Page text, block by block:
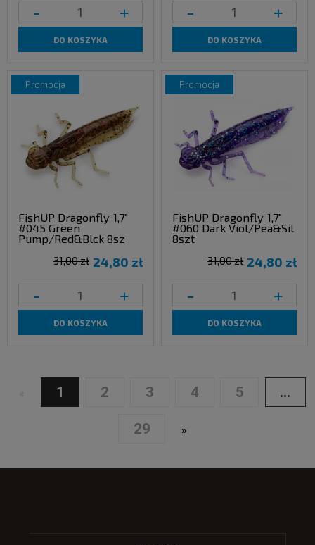
- +
DO KOSZYKA
- +
DO KOSZYKA
FishUP Dragonfly 1,7"
#045 Green
Pump/Red&Blck 8sz
24,80 zł
31,00 zł
- +
DO KOSZYKA
promocja
FishUP Dragonfly 1,7"
#060 Dark Viol/Pea&Sil
8szt
24,80 zł
31,00 zł
- +
DO KOSZYKA
promocja
1 2 3 4 5 ...
29 »